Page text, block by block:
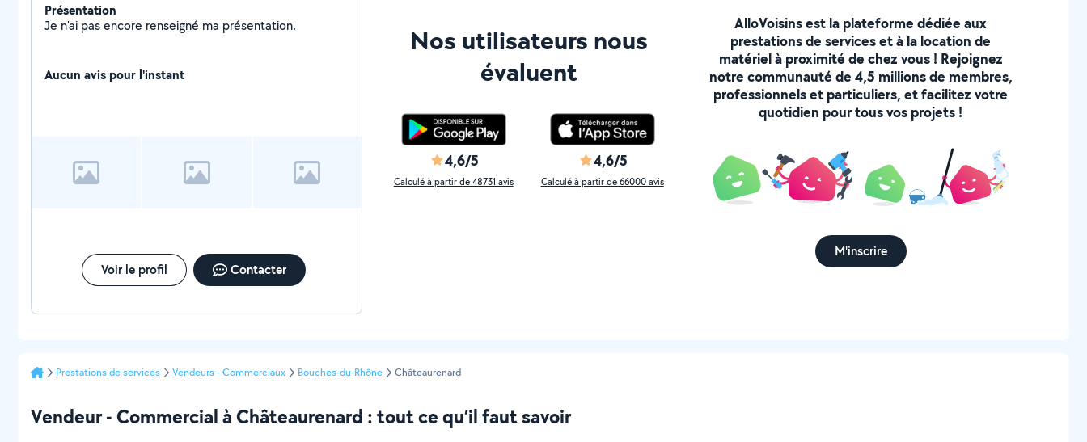
Présentation
Je n'ai pas encore renseigné ma présentation.
Aucun avis pour l'instant
Voir le profil Contacter
Nos utilisateurs nous
évaluent
4,6/5
Calculé à partir de 48731 avis
4,6/5
Calculé à partir de 66000 avis
AlloVoisins est la plateforme dédiée aux
prestations de services et à la location de
matériel à proximité de chez vous ! Rejoignez
notre communauté de 4,5 millions de membres,
professionnels et particuliers, et facilitez votre
quotidien pour tous vos projets !
M'inscrire
Prestations de services Vendeurs - Commerciaux Bouches-du-Rhône Châteaurenard
Vendeur - Commercial à Châteaurenard : tout ce qu’il faut savoir